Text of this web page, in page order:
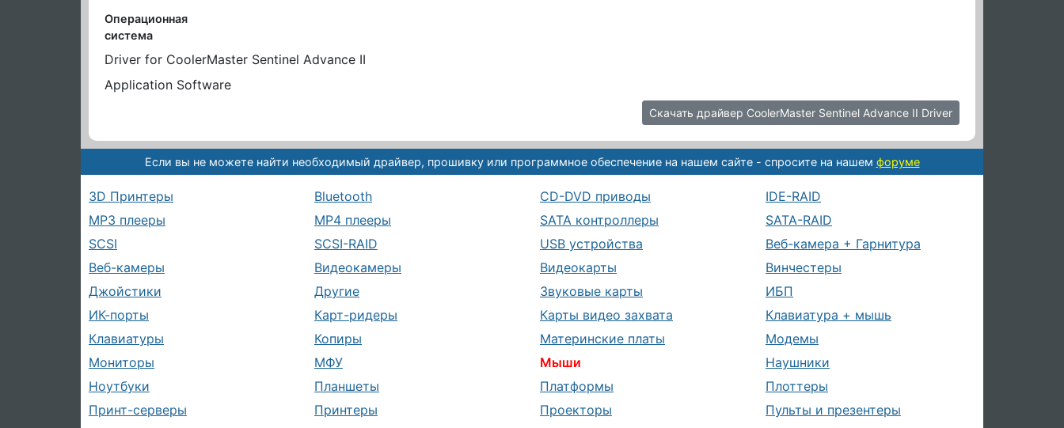
Операционная
система
Driver for CoolerMaster Sentinel Advance II
Application Software
Скачать драйвер CoolerMaster Sentinel Advance II Driver
Если вы не можете найти необходимый драйвер, прошивку или программное обеспечение на нашем сайте - спросите на нашем форуме
3D Принтеры Bluetooth CD-DVD приводы
IDE-RAID
MP3 плееры
MP4 плееры SATA контроллеры
SATA-RAID
SCSI
SCSI-RAID USB устройства
Веб-камера + Гарнитура
Веб-камеры
Видеокамеры Видеокарты
Винчестеры
Джойстики
Другие Звуковые карты
ИБП
ИК-порты
Карт-ридеры Карты видео захвата
Клавиатура + мышь
Клавиатуры
Копиры Материнские платы
Модемы
Мониторы
МФУ Мыши
Наушники
Ноутбуки
Планшеты Платформы
Плоттеры
Принт-серверы
Принтеры Проекторы
Пульты и презентеры